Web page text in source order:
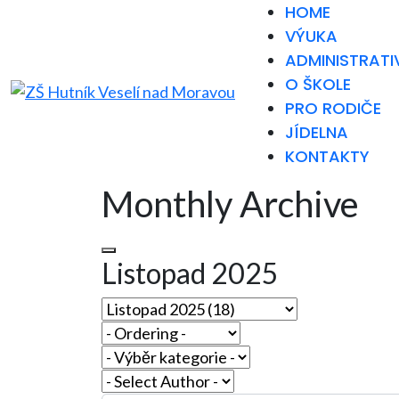
HOME
VÝUKA
O ŠKOLE
PRO RODIČE
JÍDELNA
KONTAKTY
Monthly Archive
Listopad 2025